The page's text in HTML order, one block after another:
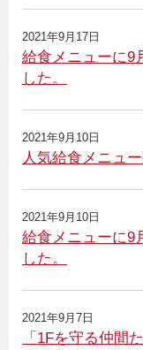
2021年9月17日
給食メニューに9
した。
2021年9月10日
人気給食メニュ
2021年9月10日
給食メニューに9
した。
2021年9月7日
「1Fを守る仲間